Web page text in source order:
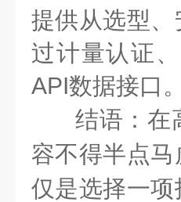
提供从选型
过计量认证、
API数据接口。
结语：在
容不得半点马
仅是选择一